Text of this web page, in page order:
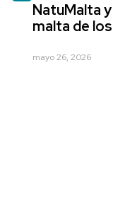
NatuMalta
malta de
mayo 26, 2026